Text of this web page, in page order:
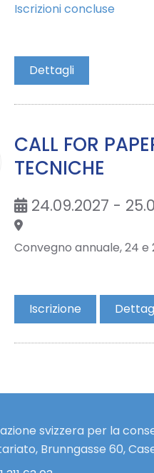
Iscrizioni concluse
Dettagli
CALL FOR
TECNICHE
24.09.2027 -
Convegno annuale, 24
Iscrizione
svizzera per la
Brunngasse 60,